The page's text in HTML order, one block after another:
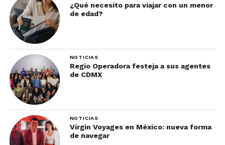
¿Qué necesito para viajar con un menor
de edad?
NOTICIAS
Regio Operadora festeja a sus agentes
de CDMX
NOTICIAS
Virgin Voyages en México: nueva forma
de navegar